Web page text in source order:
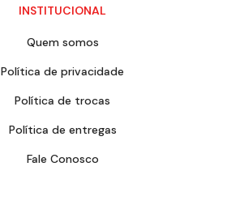
INSTITUCIONAL
Quem somos
Política de privacidade
Política de trocas
Política de entregas
Fale Conosco